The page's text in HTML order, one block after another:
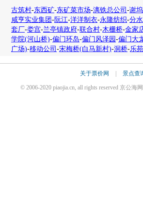
古筑村-东西矿-东矿菜市场-漓铁总公司 -谢
咸亨实业集团 -阮江-洋洋制衣-永隆纺织-分
套厂-娄宫-兰亭镇政府-联合村-木栅桥-金家
学院(河山桥)-偏门环岛-偏门风泽园 -偏门大
广场)-移动公司 -宋梅桥(白马新村)-洞桥-乐
关于票价网 景点查
© 2006-2020 piaojia.cn, all rights reserved 京公海